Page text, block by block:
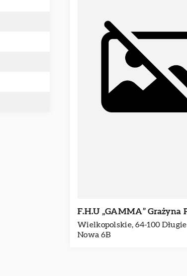
F.H.U „GAMMA” Grażyna
Wielkopolskie, 64-100
Nowa 6B